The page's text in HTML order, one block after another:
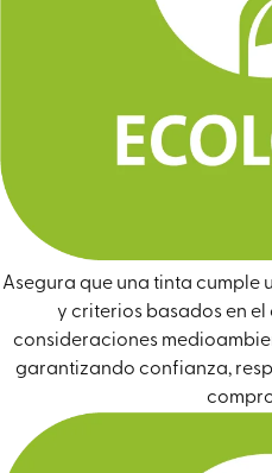
Asegura que una tinta cumple
y criterios basados en
consideraciones
garantizando confianza,